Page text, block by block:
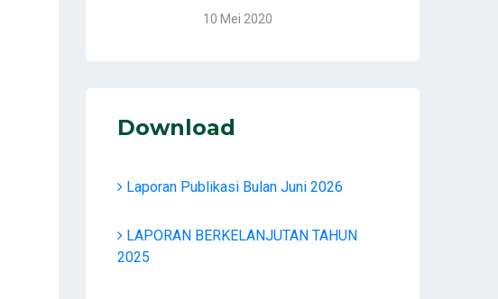
10 Mei 2020
Download
Laporan Publikasi Bulan Juni 2026
LAPORAN BERKELANJUTAN TAHUN
2025